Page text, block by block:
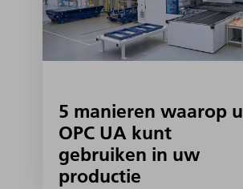
5 manieren waarop u
OPC UA kunt
gebruiken in uw
productie